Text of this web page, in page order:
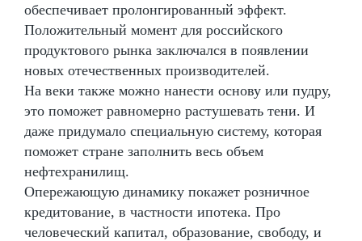
обеспечивает пролонгированный эффект.
Положительный момент для российского
продуктового рынка заключался в появлении
новых отечественных производителей.
На веки также можно нанести основу или пудру,
это поможет равномерно растушевать тени. И
даже придумало специальную систему, которая
поможет стране заполнить весь объем
нефтехранилищ.
Опережающую динамику покажет розничное
кредитование, в частности ипотека. Про
человеческий капитал, образование, свободу, и